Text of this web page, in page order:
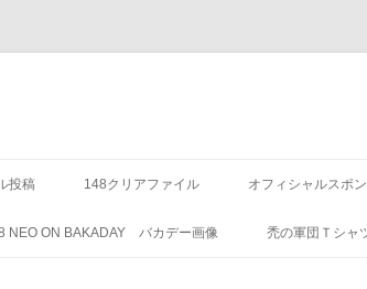
投稿 148クリアファイル オフィシャルスポ
NEO ON BAKADAY バカデー画像 禿の軍団Ｔシャ